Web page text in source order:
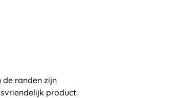
randen zijn
product.